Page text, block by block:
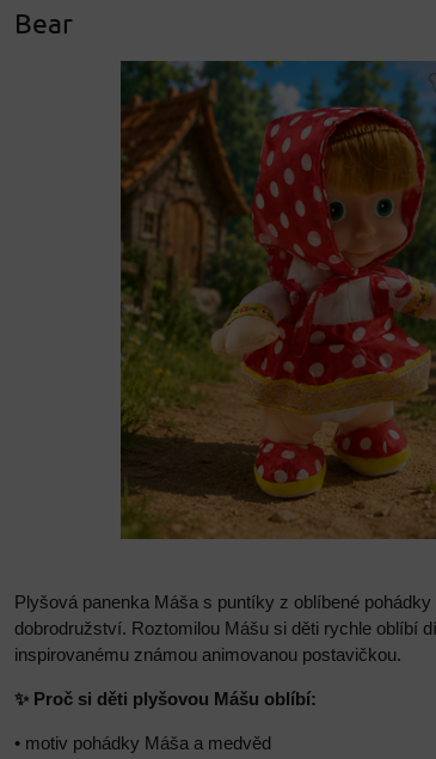
Bear
Plyšová panenka Máša s puntíky z oblíbené
dobrodružství. Roztomilou Mášu si děti rychle oblíbí
inspirovanému známou animovanou postavičkou.
✨ Proč si děti plyšovou Mášu oblíbí:
• motiv pohádky Máša a medvěd